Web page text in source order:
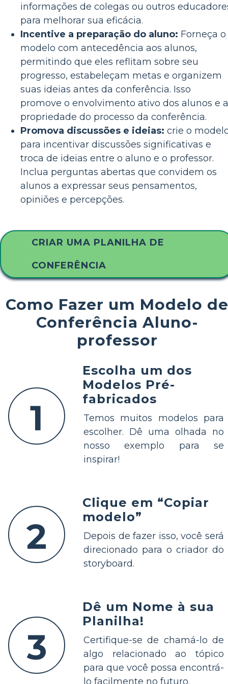
informações de colegas ou outros
para melhorar sua eficácia.
Incentive a preparação do aluno: Forneça o
modelo com antecedência aos alunos,
permitindo que eles reflitam sobre seu
progresso, estabeleçam metas e organizem
suas ideias antes da conferência. Isso
promove o envolvimento ativo dos alunos e a
propriedade do processo da conferência.
Promova discussões e ideias: crie o
para incentivar discussões significativas e
troca de ideias entre o aluno e o professor.
Inclua perguntas abertas que convidem os
alunos a expressar seus pensamentos,
opiniões e percepções.
CRIAR UMA PLANILHA DE
CONFERÊNCIA
Como Fazer um Modelo de
Conferência Aluno-
professor
1
Escolha um dos
Modelos Pré-
fabricados
Temos muitos modelos para
escolher. Dê uma olhada no
nosso exemplo para se
inspirar!
2
Clique em “Copiar
modelo”
Depois de fazer isso, você será
direcionado para o criador do
storyboard.
3
Dê um Nome à sua
Planilha!
Certifique-se de chamá-lo de
algo relacionado ao tópico
para que você possa encontrá-
lo facilmente no futuro.